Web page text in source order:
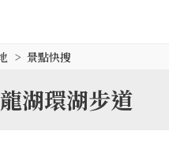
景點快搜
湖環湖步道